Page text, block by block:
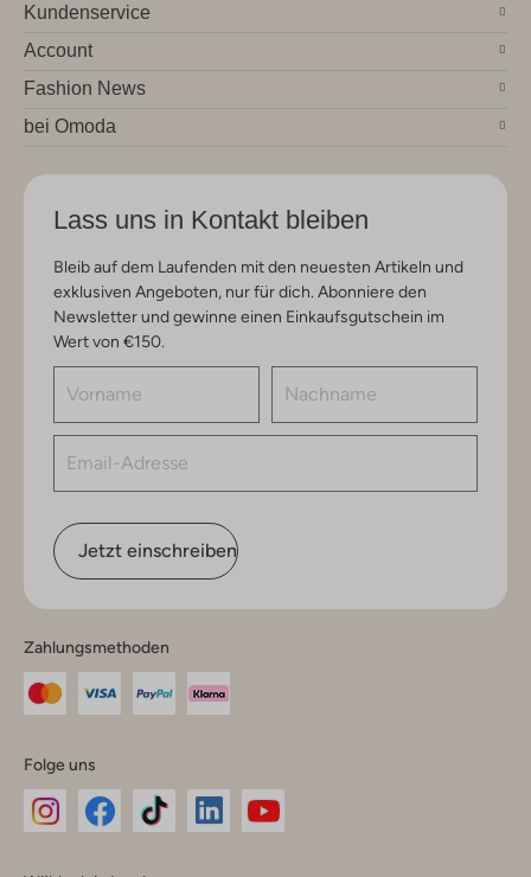
Kundenservice
Account
Fashion News
bei Omoda
Lass uns in Kontakt bleiben
Bleib auf dem Laufenden mit den neuesten Artikeln und
exklusiven Angeboten, nur für dich. Abonniere den
Newsletter und gewinne einen Einkaufsgutschein im
Wert von €150.
Jetzt einschreiben
Zahlungsmethoden
Folge uns